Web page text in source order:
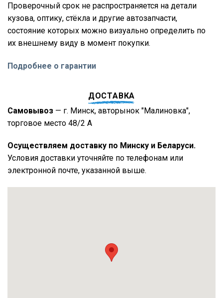
Проверочный срок не распространяется на детали
кузова, оптику, стёкла и другие автозапчасти,
состояние которых можно визуально определить по
их внешнему виду в момент покупки.
Подробнее о гарантии
ДОСТАВКА
Самовывоз — г. Минск, авторынок "Малиновка",
торговое место 48/2 А
Осуществляем доставку по Минску и Беларуси.
Условия доставки уточняйте по телефонам или
электронной почте, указанной выше.